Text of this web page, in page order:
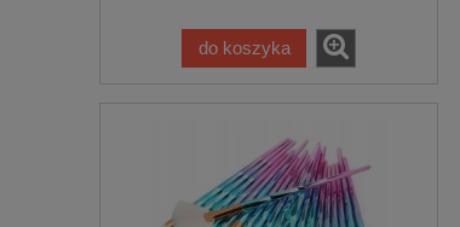
do koszyka